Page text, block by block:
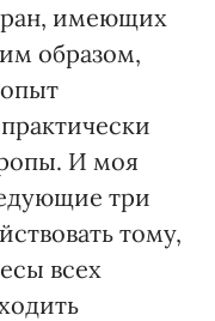
имеющих
образом,
И моя
три
тому,
всех